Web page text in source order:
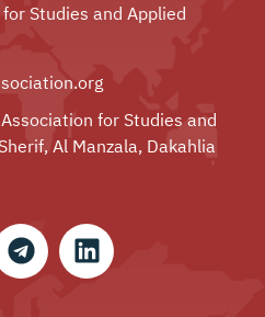
Studies and Applied
for Studies and
Al Manzala, Dakahlia